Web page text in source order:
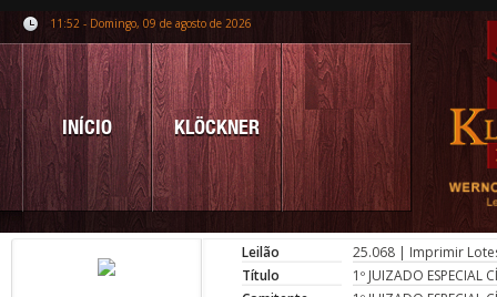
11:52 - Domingo, 09 de agosto de 2026
INÍCIO KLÖCKNER
Leilão 25.068 | Imprimir
Título
1º JUIZADO ESPECIAL